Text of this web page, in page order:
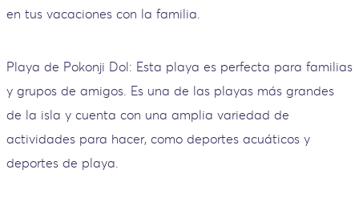
en tus vacaciones con la familia.
Playa de Pokonji Dol: Esta playa es perfecta para familias
y grupos de amigos. Es una de las playas más grandes
de la isla y cuenta con una amplia variedad de
actividades para hacer, como deportes acuáticos y
deportes de playa.